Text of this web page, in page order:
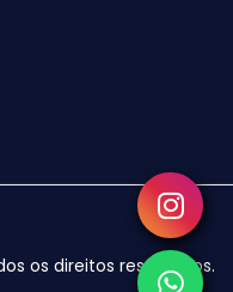
os direitos reservados.